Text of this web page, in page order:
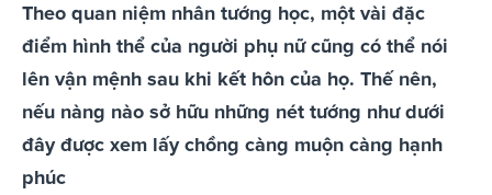
Theo quan niệm nhân tướng học, một vài đặc
điểm hình thể của người phụ nữ cũng có thể nói
lên vận mệnh sau khi kết hôn của họ. Thế nên,
nếu nàng nào sở hữu những nét tướng như dưới
đây được xem lấy chồng càng muộn càng hạnh
phúc